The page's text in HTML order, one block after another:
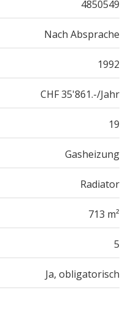
4850549
Nach Absprache
1992
CHF 35'861.-/Jahr
19
Gasheizung
Radiator
713 m²
5
Ja, obligatorisch